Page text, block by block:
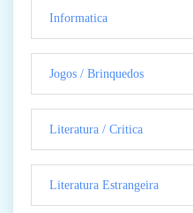
Informatica
Jogos / Brinquedos
Literatura / Critica
Literatura Estrangeira